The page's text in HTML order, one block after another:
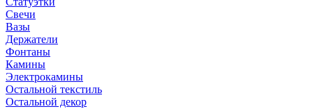
Свечи
Вазы
Держатели
Фонтаны
Камины
Электрокамины
Остальной текстиль
Остальной декор